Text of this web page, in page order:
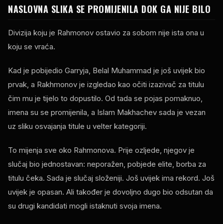
NASLOVNA SLIKA SE PROMIJENILA DOK GA NIJE BILO
Divizija koju je Rahmonov ostavio za sobom nije ista ona u
koju se vraća.
Kad je pobijedio Garryja, Belal Muhammad je još uvijek bio
prvak, a Rakhmonov je izgledao kao očiti izazivač za titulu
čim mu je tijelo to dopustilo. Od tada se pojas pomaknuo,
imena su se promijenila, a Islam Makhachev sada je vezan
uz sliku osvajanja titule u velter kategoriji.
To mijenja sve oko Rahmonova. Prije ozljede, njegov je
slučaj bio jednostavan: neporažen, pobjede elite, borba za
titulu čeka. Sada je slučaj složeniji. Još uvijek ima rekord. Još
uvijek je opasan. Ali također je dovoljno dugo bio odsutan da
su drugi kandidati mogli istaknuti svoja imena.